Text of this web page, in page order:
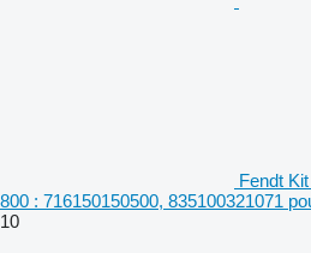
Fendt
800 : 716150150500, 835100321071
10